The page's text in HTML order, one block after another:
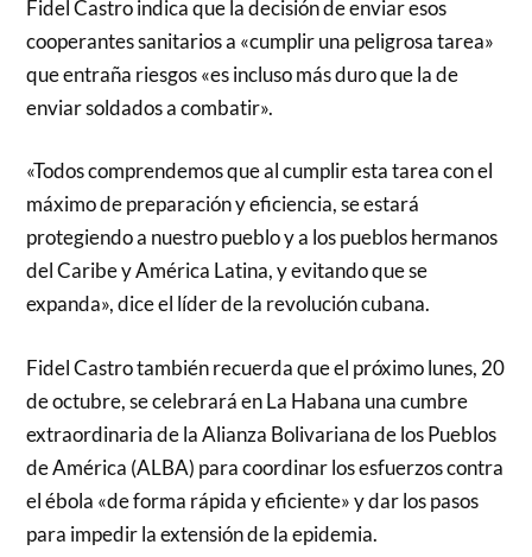
Fidel Castro indica que la decisión de enviar esos
cooperantes sanitarios a «cumplir una peligrosa tarea»
que entraña riesgos «es incluso más duro que la de
enviar soldados a combatir».
«Todos comprendemos que al cumplir esta tarea con el
máximo de preparación y eficiencia, se estará
protegiendo a nuestro pueblo y a los pueblos hermanos
del Caribe y América Latina, y evitando que se
expanda», dice el líder de la revolución cubana.
Fidel Castro también recuerda que el próximo lunes, 20
de octubre, se celebrará en La Habana una cumbre
extraordinaria de la Alianza Bolivariana de los Pueblos
de América (ALBA) para coordinar los esfuerzos contra
el ébola «de forma rápida y eficiente» y dar los pasos
para impedir la extensión de la epidemia.